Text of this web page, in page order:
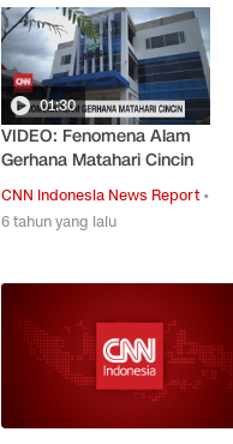
01:30
VIDEO: Fenomena Alam
Gerhana Matahari Cincin
CNN Indonesia News Report•
6 tahun yang lalu